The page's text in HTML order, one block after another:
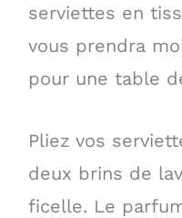
serviettes en
vous prendra
pour une table
Pliez vos
deux brins de
ficelle. Le